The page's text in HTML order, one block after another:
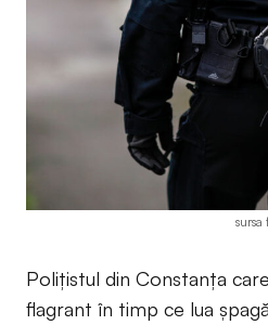
Polițistul din Constanța
flagrant în timp ce lua